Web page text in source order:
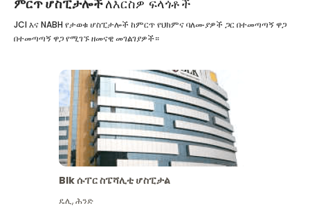
ምርጥ ሆስፒታሎችለእርስዎ ፍላጎቶች
JCI እና NABH የታወቁ ሆስፒታሎች ከምርጥ የህክምና ባለሙያዎች ጋር በተመጣጣኝ ዋጋ
በተመጣጣኝ ዋጋ የሚገኙ ዘመናዊ መገልገያዎች።
Blk ሱፐር ስፔሻሊቲ ሆስፒታል
ዴሊ,ሕንድ